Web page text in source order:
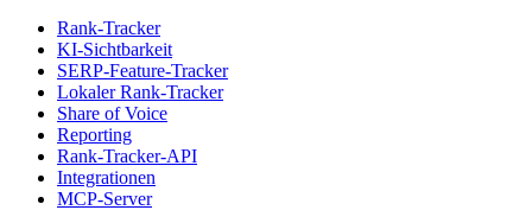
Rank-Tracker
KI-Sichtbarkeit
SERP-Feature-Tracker
Lokaler Rank-Tracker
Share of Voice
Reporting
Rank-Tracker-API
Integrationen
MCP-Server